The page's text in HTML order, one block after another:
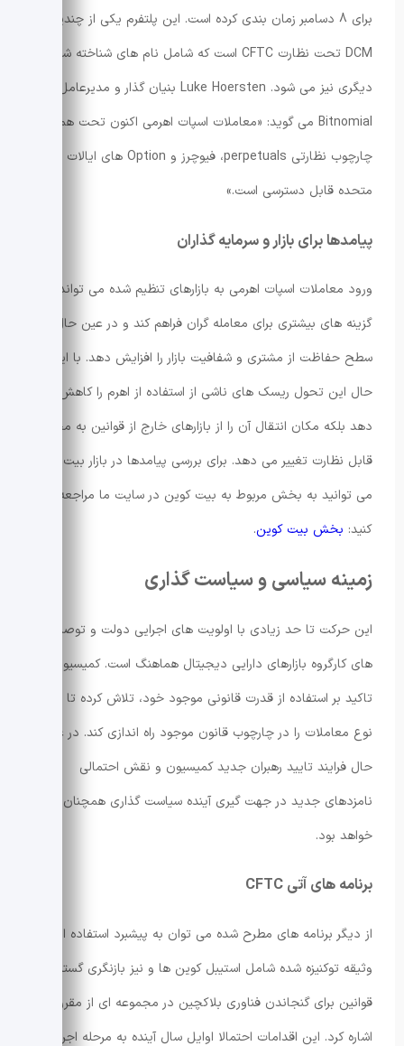
برای 8 دسامبر زمان بندی کرده است. این پلتفرم یکی از چندین
DCM تحت نظارت CFTC است که شامل نام های شناخته شده
دیگری نیز می شود. Luke Hoersten بنیان گذار و مدیرعامل
Bitnomial می گوید: «معاملات اسپات اهرمی اکنون تحت همان
چارچوب نظارتی perpetuals، فیوچرز و Option های ایالات
متحده قابل دسترسی است.»
پیامدها برای بازار و سرمایه گذاران
ورود معاملات اسپات اهرمی به بازارهای تنظیم شده می تواند
گزینه های بیشتری برای معامله گران فراهم کند و در عین حال
سطح حفاظت از مشتری و شفافیت بازار را افزایش دهد. با این
حال این تحول ریسک های ناشی از استفاده از اهرم را کاهش نمی
دهد بلکه مکان انتقال آن را از بازارهای خارج از قوانین به محیطی
قابل نظارت تغییر می دهد. برای بررسی پیامدها در بازار بیت کوین
می توانید به بخش مربوط به بیت کوین در سایت ما مراجعه
کنید: بخش بیت کوین.
زمینه سیاسی و سیاست گذاری
این حرکت تا حد زیادی با اولویت های اجرایی دولت و توصیه
های کارگروه بازارهای دارایی دیجیتال هماهنگ است. کمیسیون با
تاکید بر استفاده از قدرت قانونی موجود خود، تلاش کرده تا این
نوع معاملات را در چارچوب قانون موجود راه اندازی کند. در عین
حال فرایند تایید رهبران جدید کمیسیون و نقش احتمالی
نامزدهای جدید در جهت گیری آینده سیاست گذاری همچنان مهم
خواهد بود.
برنامه های آتی CFTC
از دیگر برنامه های مطرح شده می توان به پیشبرد استفاده از
وثیقه توکنیزه شده شامل استیبل کوین ها و نیز بازنگری گسترده
قوانین برای گنجاندن فناوری بلاکچین در مجموعه ای از مقررات
اشاره کرد. این اقدامات احتمالا اوایل سال آینده به مرحله اجرا